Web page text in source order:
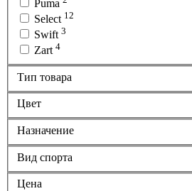
Puma
Select 12
Swift 3
Zart 4
Тип товара
Цвет
Назначение
Вид спорта
Цена